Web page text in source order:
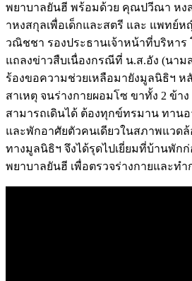
พยาบาลยันฮี พร้อมด้วย คุณปวีณา ห
าหงสกุลเพื่อเด็กและสตรี และ แพทย์
วณิชชา รองประธานเจ้าหน้าที่บริหาร
แถลงข่าวสืบเนื่องกรณีที่ น.ส.อัง (นา
ร้องขอความช่วยเหลือมายังมูลนิธิฯ ห
สาเหตุ จนร่างกายผอมโซ ขาทั้ง 2 ข้า
สามารถเดินได้ ต้องทุกข์ทรมาน ทาน
และพักอาศัยตัวคนเดียวในสภาพแวด
ทางมูลนิธิฯ จึงได้รุดไปเยี่ยมที่บ้านพัก
พยาบาลยันฮี เพื่อตรวจร่างกายและท